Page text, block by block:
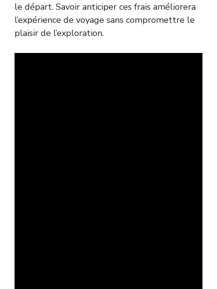
le départ. Savoir anticiper ces frais améliorera
l’expérience de voyage sans compromettre le
plaisir de l’exploration.